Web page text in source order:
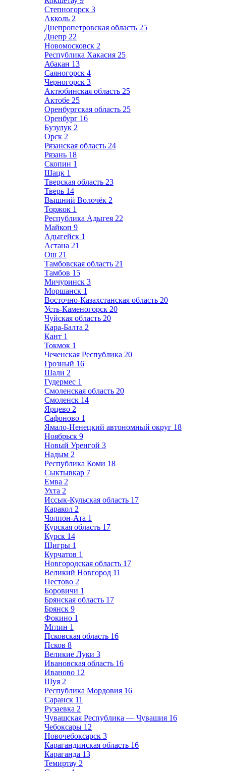
Степногорск 3
Акколь 2
Днепропетровская область 25
Днепр 22
Новомосковск 2
Республика Хакасия 25
Абакан 13
Саяногорск 4
Черногорск 3
Актюбинская область 25
Актобе 25
Оренбургская область 25
Оренбург 16
Бузулук 2
Орск 2
Рязанская область 24
Рязань 18
Скопин 1
Шацк 1
Тверская область 23
Тверь 14
Вышний Волочёк 2
Торжок 1
Республика Адыгея 22
Майкоп 9
Адыгейск 1
Астана 21
Ош 21
Тамбовская область 21
Тамбов 15
Мичуринск 3
Моршанск 1
Восточно-Казахстанская область 20
Усть-Каменогорск 20
Чуйская область 20
Кара-Балта 2
Кант 1
Токмок 1
Чеченская Республика 20
Грозный 16
Шали 2
Гудермес 1
Смоленская область 20
Смоленск 14
Ярцево 2
Сафоново 1
Ямало-Ненецкий автономный округ 18
Ноябрьск 9
Новый Уренгой 3
Надым 2
Республика Коми 18
Сыктывкар 7
Емва 2
Ухта 2
Иссык-Кульская область 17
Каракол 2
Чолпон-Ата 1
Курская область 17
Курск 14
Щигры 1
Курчатов 1
Новгородская область 17
Великий Новгород 11
Пестово 2
Боровичи 1
Брянская область 17
Брянск 9
Фокино 1
Мглин 1
Псковская область 16
Псков 8
Великие Луки 3
Ивановская область 16
Иваново 12
Шуя 2
Республика Мордовия 16
Саранск 11
Рузаевка 2
Чувашская Республика — Чувашия 16
Чебоксары 12
Новочебоксарск 3
Карагандинская область 16
Караганда 13
Темиртау 2